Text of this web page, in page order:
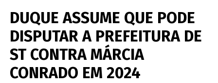
DUQUE ASSUME QUE PODE
DISPUTAR A PREFEITURA DE
ST CONTRA MÁRCIA
CONRADO EM 2024